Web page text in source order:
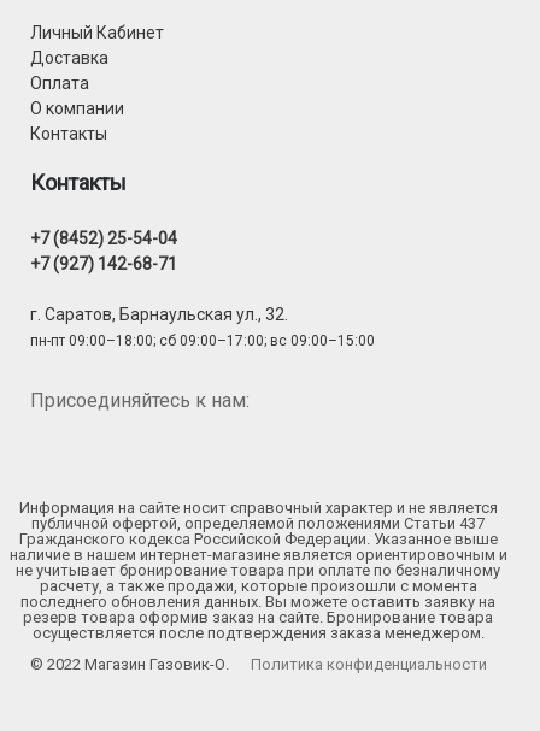
Личный Кабинет
Доставка
Оплата
О компании
Контакты
Контакты
+7 (8452) 25-54-04
+7 (927) 142-68-71
г. Саратов, Барнаульская ул., 32.
пн-пт 09:00–18:00; сб 09:00–17:00; вс 09:00–15:00
Присоединяйтесь к нам:
Информация на сайте носит справочный характер и не является
публичной офертой, определяемой положениями Статьи 437
Гражданского кодекса Российской Федерации. Указанное выше
наличие в нашем интернет-магазине является ориентировочным и
не учитывает бронирование товара при оплате по безналичному
расчету, а также продажи, которые произошли с момента
последнего обновления данных. Вы можете оставить заявку на
резерв товара оформив заказ на сайте. Бронирование товара
осуществляется после подтверждения заказа менеджером.
© 2022 Магазин Газовик-О.
Политика конфиденциальности